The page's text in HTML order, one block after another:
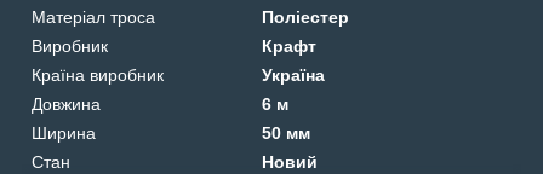
Матеріал троса
Поліестер
Виробник
Крафт
Країна виробник
Україна
Довжина
6 м
Ширина
50 мм
Стан
Новий